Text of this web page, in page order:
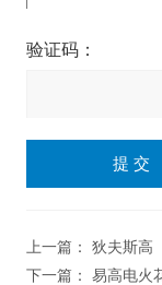
验证码：
上一篇： 狄夫斯高
下一篇： 易高电火